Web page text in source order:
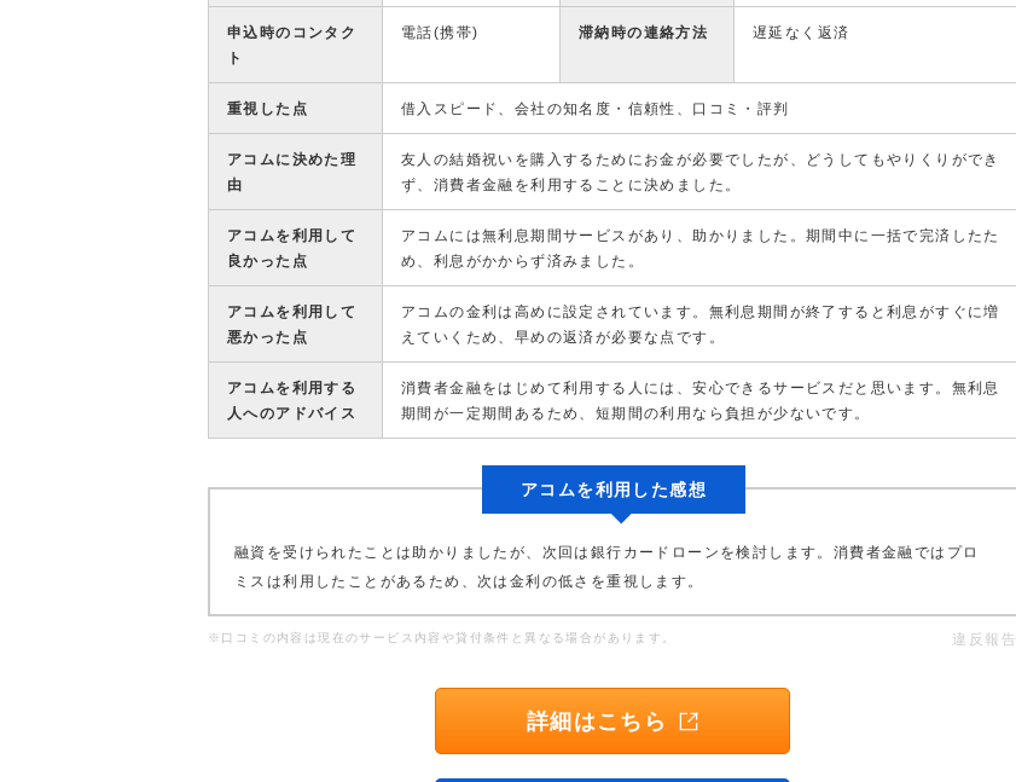
申込時のコンタク
ト
電話(携帯) 滞納時の連絡方法 遅延なく返済
重視した点 借入スピード、会社の知名度・信頼性、口コミ・評判
アコムに決めた理
由
友人の結婚祝いを購入するためにお金が必要でしたが、どうしてもやりくりができ
ず、消費者金融を利用することに決めました。
アコムを利用して
良かった点
アコムには無利息期間サービスがあり、助かりました。期間中に一括で完済したた
め、利息がかからず済みました。
アコムを利用して
悪かった点
アコムの金利は高めに設定されています。無利息期間が終了すると利息がすぐに増
えていくため、早めの返済が必要な点です。
アコムを利用する
人へのアドバイス
消費者金融をはじめて利用する人には、安心できるサービスだと思います。無利息
期間が一定期間あるため、短期間の利用なら負担が少ないです。
アコムを利用した感想
融資を受けられたことは助かりましたが、次回は銀行カードローンを検討します。消費者金融ではプロ
ミスは利用したことがあるため、次は金利の低さを重視します。
※口コミの内容は現在のサービス内容や貸付条件と異なる場合があります。 違反報告
詳細はこちら